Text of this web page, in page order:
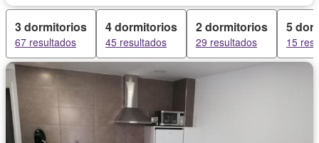
3 dormitorios
67 resultados
4 dormitorios
45 resultados
2 dormitorios
29 resultados
5
15